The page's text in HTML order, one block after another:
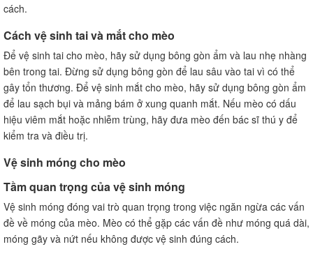
cách.
Cách vệ sinh tai và mắt cho mèo
Để vệ sinh tai cho mèo, hãy sử dụng bông gòn ẩm và lau nhẹ nhàng
bên trong tai. Đừng sử dụng bông gòn để lau sâu vào tai vì có thể
gây tổn thương. Để vệ sinh mắt cho mèo, hãy sử dụng bông gòn ẩm
để lau sạch bụi và mảng bám ở xung quanh mắt. Nếu mèo có dấu
hiệu viêm mắt hoặc nhiễm trùng, hãy đưa mèo đến bác sĩ thú y để
kiểm tra và điều trị.
Vệ sinh móng cho mèo
Tầm quan trọng của vệ sinh móng
Vệ sinh móng đóng vai trò quan trọng trong việc ngăn ngừa các vấn
đề về móng của mèo. Mèo có thể gặp các vấn đề như móng quá dài,
móng gãy và nứt nếu không được vệ sinh đúng cách.